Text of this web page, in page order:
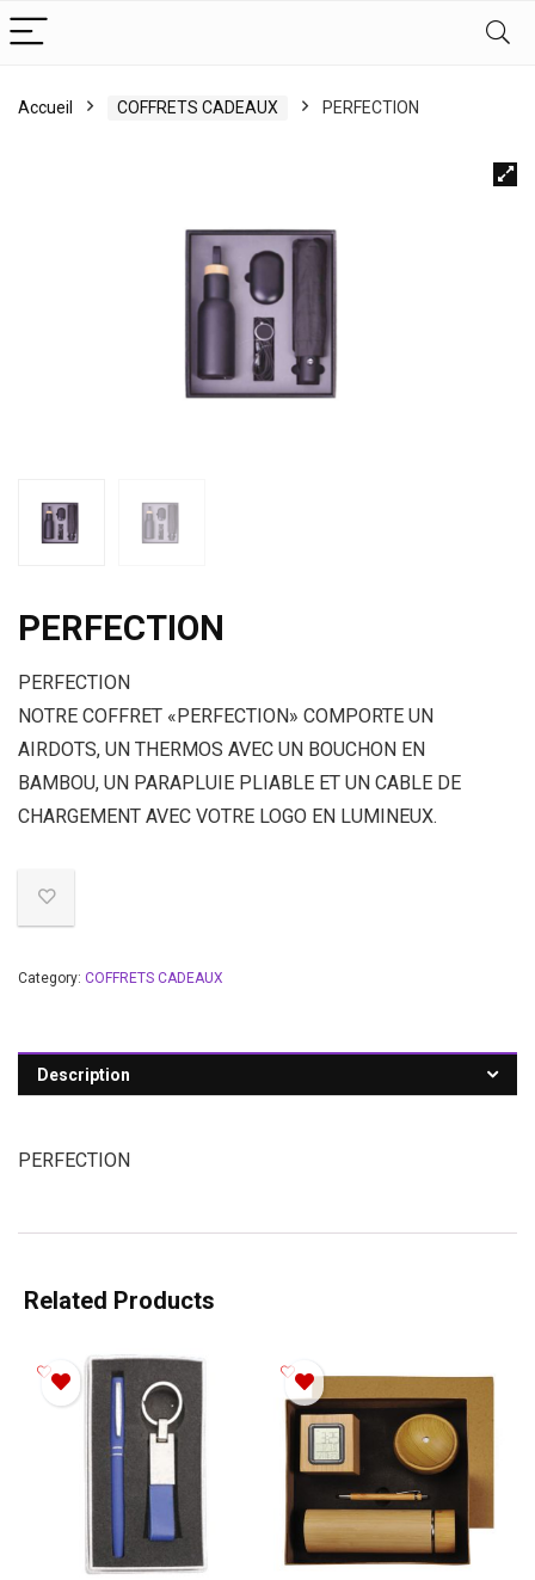
Accueil COFFRETS CADEAUX PERFECTION
PERFECTION
PERFECTION
NOTRE COFFRET «PERFECTION» COMPORTE UN
AIRDOTS, UN THERMOS AVEC UN BOUCHON EN
BAMBOU, UN PARAPLUIE PLIABLE ET UN CABLE DE
CHARGEMENT AVEC VOTRE LOGO EN LUMINEUX.
Category: COFFRETS CADEAUX
Description
PERFECTION
Related Products